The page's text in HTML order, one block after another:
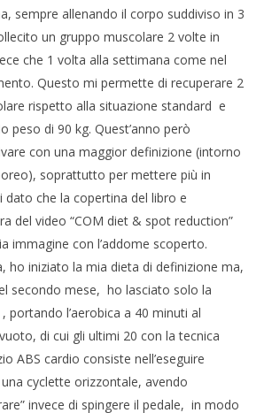
sempre allenando il corpo suddiviso in 3
un gruppo muscolare 2 volte in
che 1 volta alla settimana come nel
Questo mi permette di recuperare 2
rispetto alla situazione standard e
peso di 90 kg. Quest’anno però
con una maggior definizione (intorno
soprattutto per mettere più in
dato che la copertina del libro e
del video “COM diet & spot reduction”
immagine con l’addome scoperto.
ho iniziato la mia dieta di definizione ma,
secondo mese, ho lasciato solo la
portando l’aerobica a 40 minuti al
di cui gli ultimi 20 con la tecnica
ABS cardio consiste nell’eseguire
cyclette orizzontale, avendo
invece di spingere il pedale, in modo